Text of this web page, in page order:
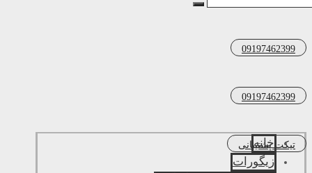
09197462399
09197462399
تیکت پشتیبانی
خانه
زیگورات